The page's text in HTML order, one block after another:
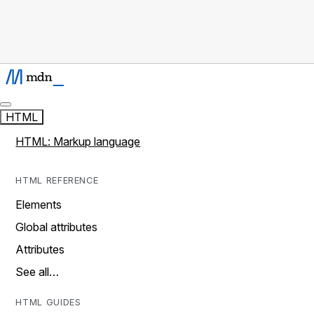
HTML
HTML: Markup language
HTML REFERENCE
Elements
Global attributes
Attributes
See all…
HTML GUIDES